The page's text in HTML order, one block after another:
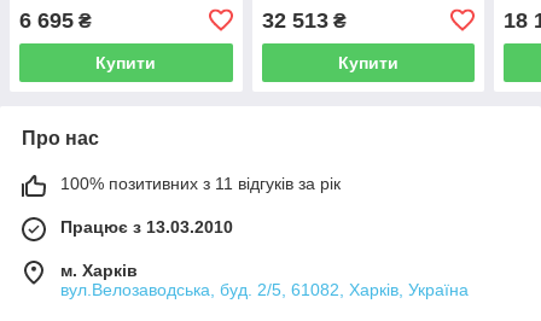
6 695 ₴
Купити
32 513₴
Купити
18
Про нас
100% позитивних з 11 відгуків за рік
Працює з 13.03.2010
м. Харків
вул.Велозаводська, буд. 2/5, 61082, Харків, Україна